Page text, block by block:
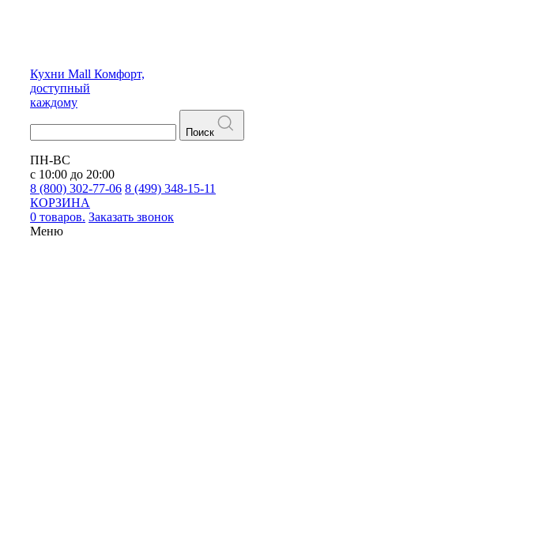
Кухни Mall Комфорт,
доступный
каждому
Поиск
ПН-ВС
с 10:00 до 20:00
8 (800) 302-77-06 8 (499) 348-15-11
КОРЗИНА
0 товаров. Заказать звонок
Меню